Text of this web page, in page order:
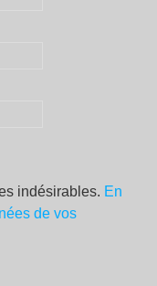
indésirables. En
de vos